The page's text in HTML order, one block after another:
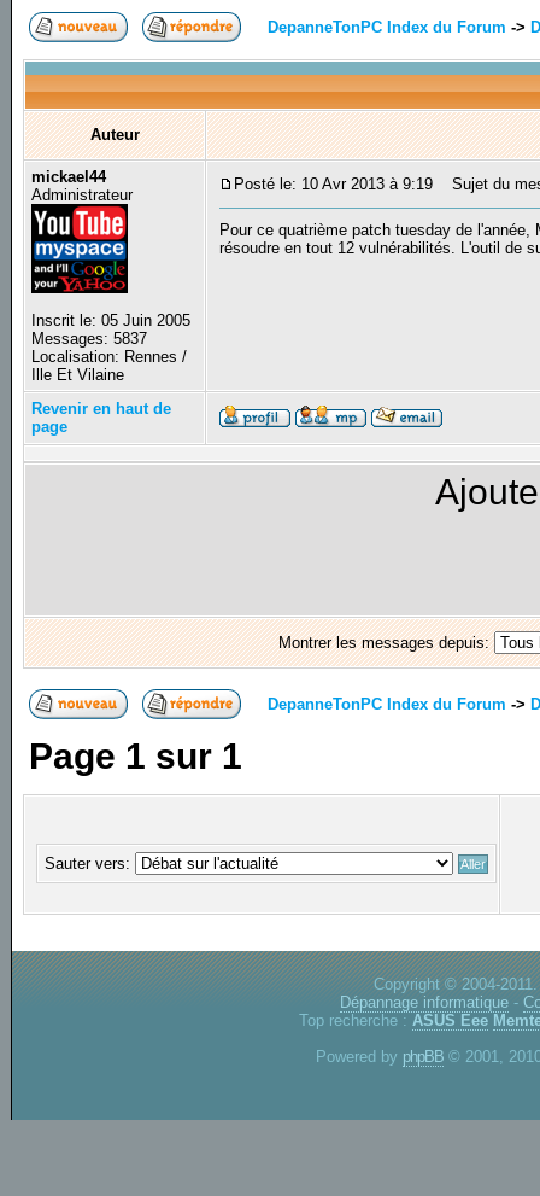
DepanneTonPC Index du Forum ->
Auteur
mickael44
Administrateur
Inscrit le: 05 Juin 2005
Messages: 5837
Localisation: Rennes /
Ille Et Vilaine
Posté le: 10 Avr 2013 à 9:19 Sujet du
Pour ce quatrième patch tuesday de
résoudre en tout 12 vulnérabilités. L'outil de
Revenir en haut de
page
Montrer les messages depuis:
DepanneTonPC Index du Forum ->
Page 1 sur 1
Sauter vers:
Copyright © 2004-
Dépannage informatique -
Top recherche : ASUS Eee
Powered by phpBB © 2001,